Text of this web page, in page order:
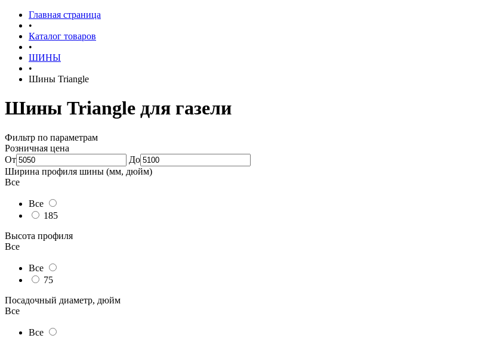
Главная страница
•
Каталог товаров
•
ШИНЫ
•
Шины Triangle
Шины Triangle для газели
Фильтр по параметрам
Розничная цена
От
До
Ширина профиля шины (мм, дюйм)
Все
Все
185
Высота профиля
Все
Все
75
Посадочный диаметр, дюйм
Все
Все